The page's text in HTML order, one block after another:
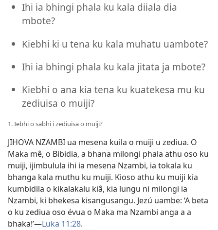
Ihi ia bhingi phala ku kala diiala dia
mbote?
Kiebhi ki u tena ku kala muhatu uambote?
Ihi ia bhingi phala ku kala jitata ja mbote?
Kiebhi o ana kia tena ku kuatekesa mu ku
zediuisa o muiji?
1. Iebhi o sabhi i zediuisa o muiji?
JIHOVA NZAMBI ua mesena kuila o muiji u zediua. O
Maka mê, o Bibidia, a bhana milongi phala athu oso ku
muiji, ijimbulula ihi ia mesena Nzambi, ia tokala ku
bhanga kala muthu ku muiji. Kioso athu ku muiji kia
kumbidila o kikalakalu kiâ, kia lungu ni milongi ia
Nzambi, ki bhekesa kisangusangu. Jezú uambe: ‘A beta
o ku zediua oso évua o Maka ma Nzambi anga a a
bhaka!’—Luka 11:28.